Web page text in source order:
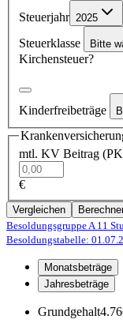
Steuerjahr 2025
Steuerklasse Bitte
Kirchensteuer?
Kinderfreibeträge
mtl. KV Beitrag
€
Vergleichen
Besoldungsgruppe A 11
Besoldungstabelle:
Monatsbeträge
Jahresbeträge
Grundgehalt